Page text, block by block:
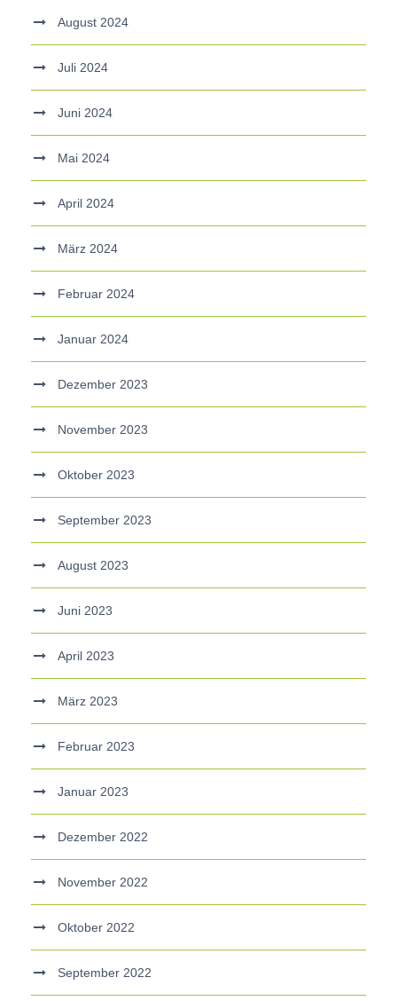
August 2024
Juli 2024
Juni 2024
Mai 2024
April 2024
März 2024
Februar 2024
Januar 2024
Dezember 2023
November 2023
Oktober 2023
September 2023
August 2023
Juni 2023
April 2023
März 2023
Februar 2023
Januar 2023
Dezember 2022
November 2022
Oktober 2022
September 2022